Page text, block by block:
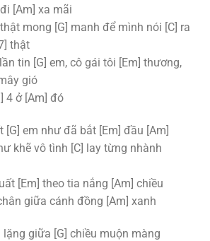
[Am] xa mãi
thật mong [G] manh để mình nói [C] ra
thật
lần tin [G] em, cô gái tôi [Em] thương,
gió
4 ở [Am] đó
[G] em như đã bắt [Em] đầu [Am]
khẽ vô tình [C] lay từng nhành
[Em] theo tia nắng [Am] chiều
giữa cánh đồng [Am] xanh
lặng giữa [G] chiều muộn màng